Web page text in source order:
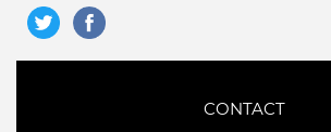
CONTACT